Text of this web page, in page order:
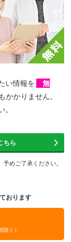
い情報を
無
かかりません。
ちら
めご了承ください。
おります
く）